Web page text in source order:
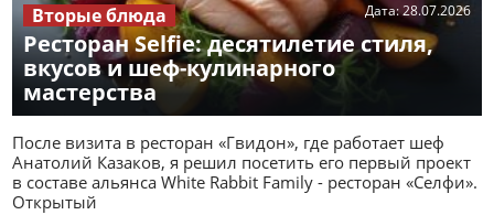
Ресторан Selfie: десятилетие стиля,
вкусов и шеф-кулинарного
мастерства
Дата:28.07.2026
Вторые блюда
После визита в ресторан «Гвидон», где работает шеф
Анатолий Казаков, я решил посетить его первый проект
в составе альянса White Rabbit Family - ресторан «Селфи».
Открытый